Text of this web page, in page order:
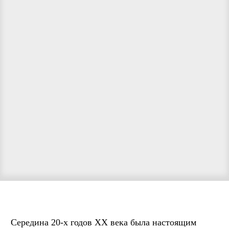
Середина 20-х годов XX века была настоящим